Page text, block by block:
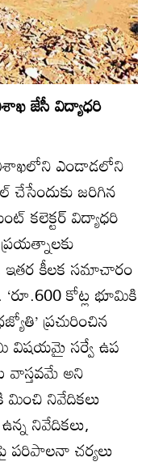
జేసీ విద్యాధరి
ఎండాడలోని
జరిగిన
కలెక్టర్‌ విద్యాధరి
ఇతర కీలక సమాచారం
కోట్ల భూమికి
ప్రచురించిన
విషయమై సర్వే ఉప
అని
నివేదికలు
నివేదికలు,
పరిపాలనా చర్యలు